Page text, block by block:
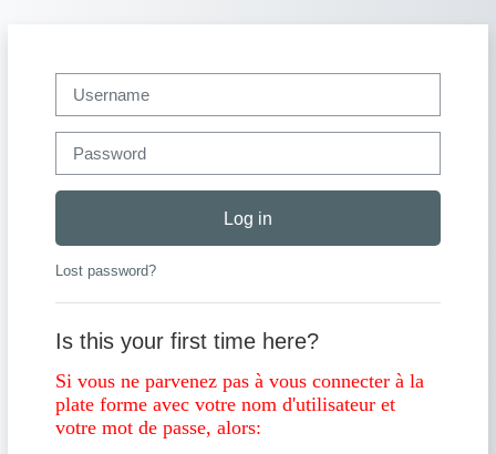
Log in
Lost password?
Is this your first time here?
Si vous ne parvenez pas à vous connecter à la
plate forme avec votre nom d'utilisateur et
votre mot de passe, alors: